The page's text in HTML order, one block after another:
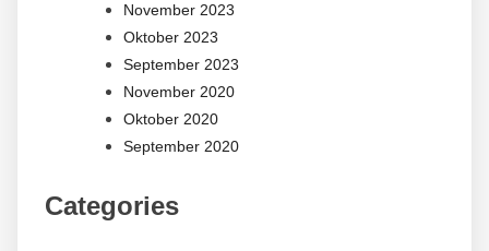
November 2023
Oktober 2023
September 2023
November 2020
Oktober 2020
September 2020
Categories